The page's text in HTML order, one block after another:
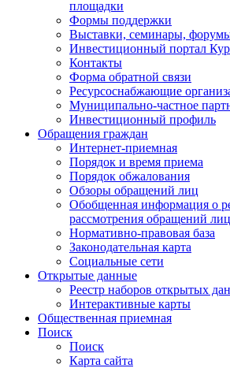
площадки
Формы поддержки
Выставки, семинары,
Инвестиционный портал
Контакты
Форма обратной связи
Ресурсоснабжающие
Муниципально-частное
Инвестиционный профиль
Обращения граждан
Интернет-приемная
Порядок и время приема
Порядок обжалования
Обзоры обращений лиц
Обобщенная информация о
рассмотрения обращений
Нормативно-правовая база
Законодательная карта
Социальные сети
Открытые данные
Реестр наборов открытых
Интерактивные карты
Общественная приемная
Поиск
Поиск
Карта сайта